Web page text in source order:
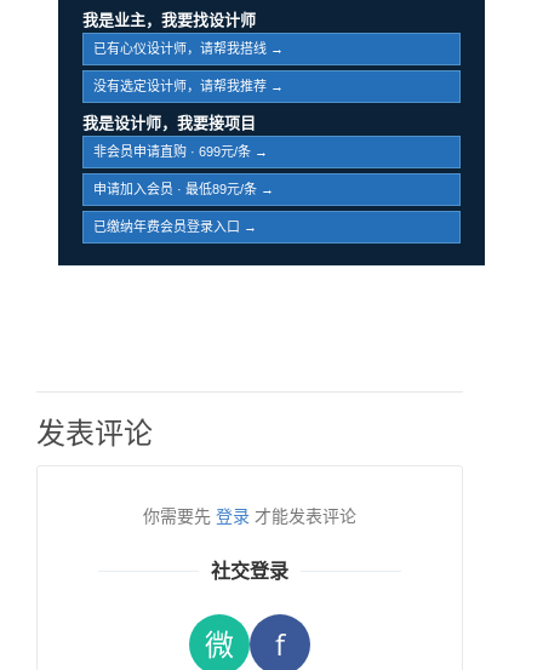
我是业主，我要找设计师
已有心仪设计师，请帮我搭线 →
没有选定设计师，请帮我推荐 →
我是设计师，我要接项目
非会员申请直购 · 699元/条 →
申请加入会员 · 最低89元/条 →
已缴纳年费会员登录入口 →
发表评论
你需要先 登录 才能发表评论
社交登录
微 f